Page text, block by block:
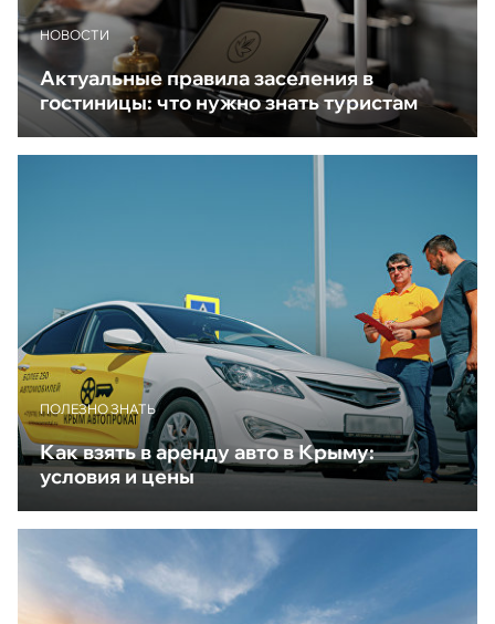
НОВОСТИ
Актуальные правила заселения в
гостиницы: что нужно знать туристам
ПОЛЕЗНО ЗНАТЬ
Как взять в аренду авто в Крыму:
условия и цены